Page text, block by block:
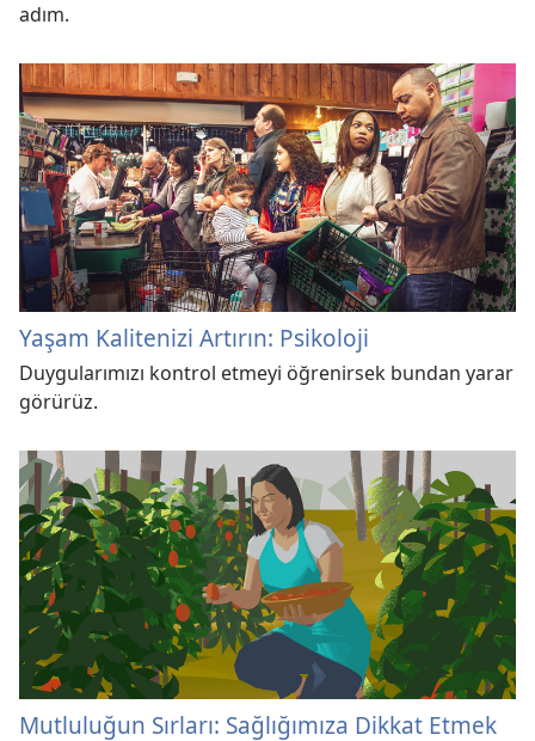
adım.
Yaşam Kalitenizi Artırın: Psikoloji
Duygularımızı kontrol etmeyi öğrenirsek bundan yarar
görürüz.
Mutluluğun Sırları: Sağlığımıza Dikkat Etmek